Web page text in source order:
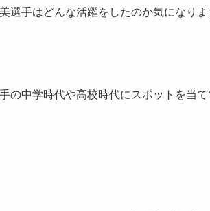
選手はどんな活躍をしたのか気になりま
の中学時代や高校時代にスポットを当